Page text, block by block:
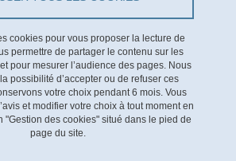
2022.
entreprises-
environnement/el…
cookies pour vous proposer la lecture de
permettre de partager le contenu sur les
pour mesurer l’audience des pages. Nous
possibilité d’accepter ou de refuser ces
votre choix pendant 6 mois. Vous
et modifier votre choix à tout moment en
"Gestion des cookies" situé dans le pied de
page du site.